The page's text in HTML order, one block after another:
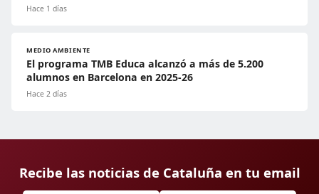
Hace 1 días
MEDIO AMBIENTE
El programa TMB Educa alcanzó a más de 5.200
alumnos en Barcelona en 2025-26
Hace 2 días
Recibe las noticias de Cataluña en tu email